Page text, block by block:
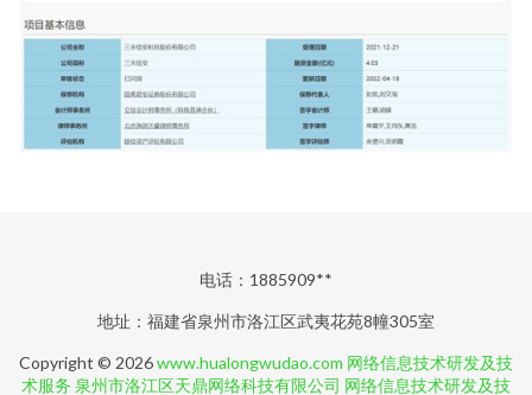
电话：1885909**
地址：福建省泉州市洛江区武夷花苑8幢305室
Copyright © 2026www.hualongwudao.com 网络信息技术研发及技
术服务 泉州市洛江区天鼎网络科技有限公司 网络信息技术研发及技